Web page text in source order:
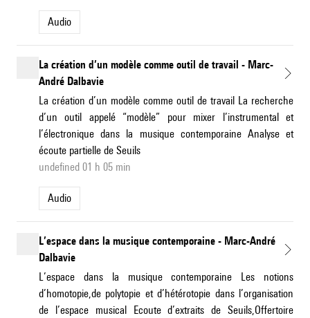
Audio
La création d’un modèle comme outil de travail - Marc-
André Dalbavie
La création d’un modèle comme outil de travail La recherche
d’un outil appelé “modèle” pour mixer l’instrumental et
l’électronique dans la musique contemporaine Analyse et
écoute partielle de Seuils
undefined 01 h 05 min
Audio
L’espace dans la musique contemporaine - Marc-André
Dalbavie
L’espace dans la musique contemporaine Les notions
d’homotopie,de polytopie et d’hétérotopie dans l’organisation
de l’espace musical Ecoute d’extraits de Seuils,Offertoire